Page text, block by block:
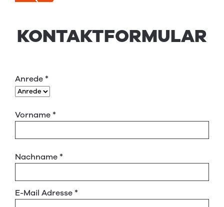
KONTAKTFORMULAR
Anrede*
Vorname*
Nachname*
E-Mail Adresse*